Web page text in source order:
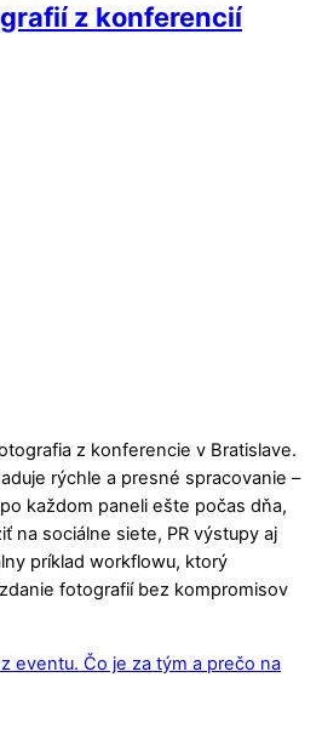
z konferencií
z konferencie v Bratislave.
rýchle a presné spracovanie –
každom paneli ešte počas dňa,
na sociálne siete, PR výstupy aj
príklad workflowu, ktorý
fotografií bez kompromisov
eventu. Čo je za tým a prečo na